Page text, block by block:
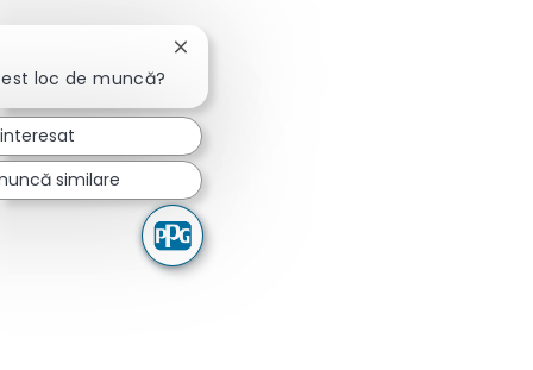
loc de muncă?
Închideți notificarea chatbot-ului
similare